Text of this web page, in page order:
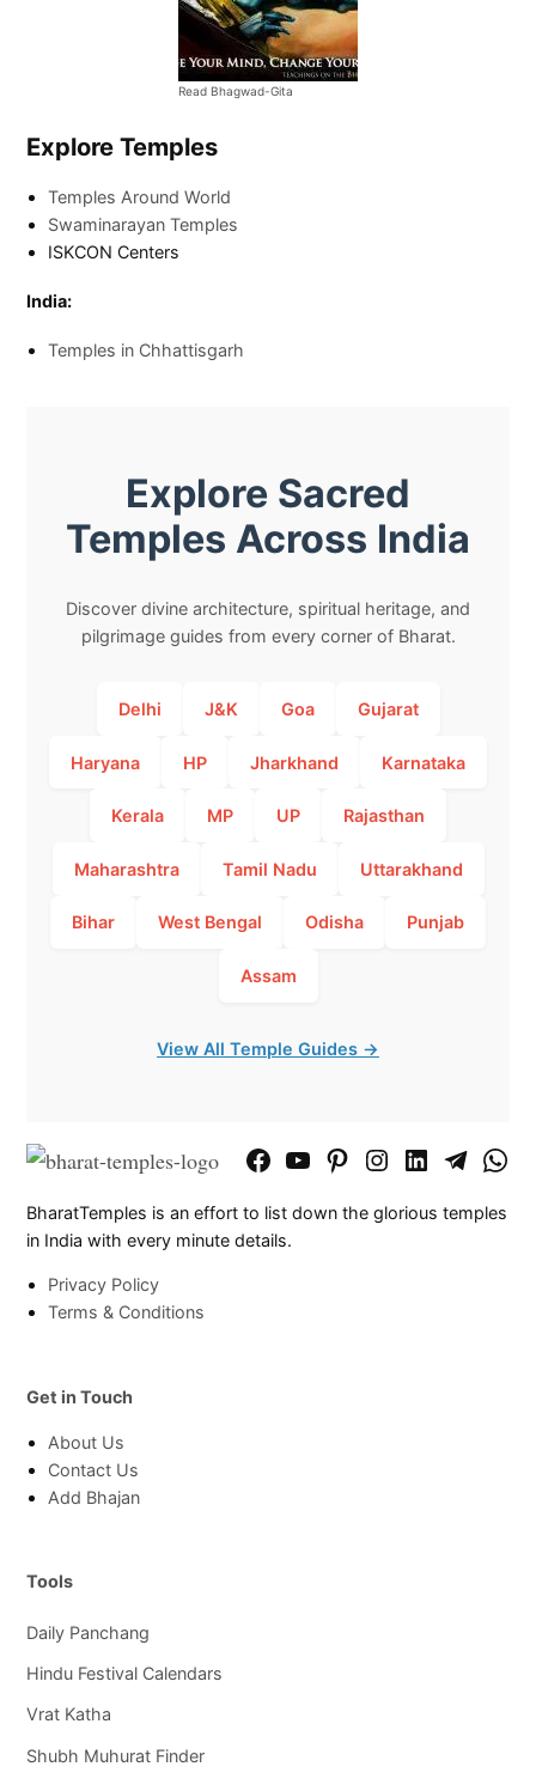
Read Bhagwad-Gita
Explore Temples
Temples Around World
Swaminarayan Temples
ISKCON Centers
India:
Temples in Chhattisgarh
Explore Sacred
Temples Across India
Discover divine architecture, spiritual heritage, and
pilgrimage guides from every corner of Bharat.
Delhi J&K Goa Gujarat
Haryana HP Jharkhand Karnataka
Kerala MP UP Rajasthan
Maharashtra Tamil Nadu Uttarakhand
Bihar West Bengal Odisha Punjab
Assam
View All Temple Guides →
FacebookYouTubePinterestInstagram
LinkedInTelegram
BharatTemples is an effort to list down the glorious temples
in India with every minute details.
Privacy Policy
Terms & Conditions
Get in Touch
About Us
Contact Us
Add Bhajan
Tools
Daily Panchang
Hindu Festival Calendars
Vrat Katha
Shubh Muhurat Finder